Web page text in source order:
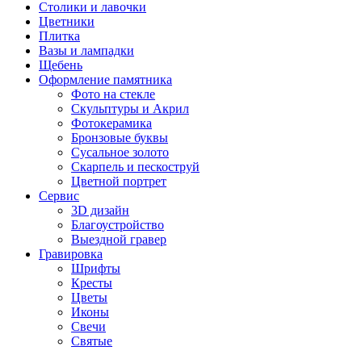
Столики и лавочки
Цветники
Плитка
Вазы и лампадки
Щебень
Оформление памятника
Фото на стекле
Скульптуры и Акрил
Фотокерамика
Бронзовые буквы
Сусальное золото
Скарпель и пескоструй
Цветной портрет
Сервис
3D дизайн
Благоустройство
Выездной гравер
Гравировка
Шрифты
Кресты
Цветы
Иконы
Свечи
Святые